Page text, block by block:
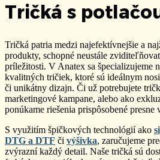
Tričká s
Tričká patria medzi najefektívnejšie a
produkty, schopné neustále
príležitosti. V Anatex sa špecializujeme
kvalitných tričiek, ktoré sú ideálnym
či unikátny dizajn. Či už potrebujete
marketingové kampane, alebo ako
ponúkame riešenia prispôsobené presne
S využitím špičkových technológií ako
DTG a DTF či výšivka, zaručujeme
zvýrazní každý detail. Naše tričká sú